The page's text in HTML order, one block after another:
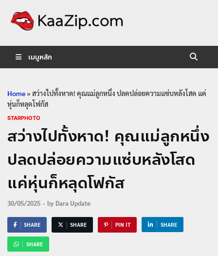
เมนูหลัก
Home»สว่างไปทั้งหาด! คุณแม่ลูกหนึ่ง ปลดปล่อยความแซ่บหลังโสด แค่
หุ่นก็หลุดโฟกัส
STARPHOTO
สว่างไปทั้งหาด! คุณแม่ลูกหนึ่ง
ปลดปล่อยความแซ่บหลังโสด
แค่หุ่นก็หลุดโฟกัส
30/05/2025 - by Dara Update
SHARE SHARE PIN IT SHARE
SHARE